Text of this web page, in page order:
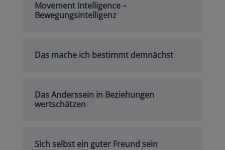
Movement Intelligence –
Bewegungsintelligenz
Das mache ich bestimmt demnächst
Das Anderssein in Beziehungen
wertschätzen
Sich selbst ein guter Freund sein